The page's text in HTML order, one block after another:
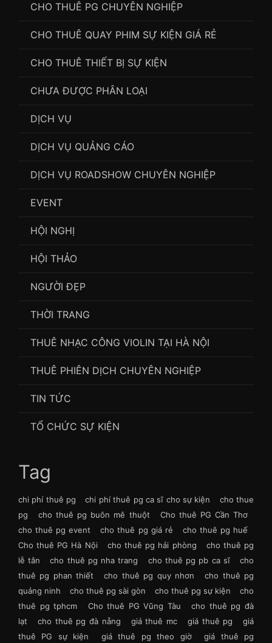
CHO THUÊ PG CHUYÊN NGHIỆP
CHO THUÊ QUAY PHIM SỰ KIỆN GIÁ RẺ
CHO THUÊ THIẾT BỊ SỰ KIỆN
CHƯA ĐƯỢC PHÂN LOẠI
DỊCH VỤ
DỊCH VỤ QUẢNG CÁO
DỊCH VỤ ROADSHOW CHUYÊN NGHIỆP
EVENT
HỘI NGHỊ
HỘI THẢO
NGƯỜI ĐẸP
THỜI TRANG
THUÊ NHẠC CÔNG VIOLIN TẠI HÀ NỘI
THUÊ PHIÊN DỊCH CHUYÊN NGHIỆP
TIN TỨC
TỔ CHỨC SỰ KIỆN
Tag
chi phí thuê pg chi phí thuê pg ca sĩ cho sự kiện
cho thue
pg
cho thuê pg buôn mê thuột
Cho thuê PG Cần Thơ
cho thuê pg event
cho thuê pg giá rẻ
cho thuê pg huế
Cho thuê PG Hà Nội
cho thuê pg hải phòng
cho thuê pg
lễ tân
cho thuê pg nha trang cho thuê pg pb ca sĩ
cho
thuê pg phan thiết
cho thuê pg quy nhơn
cho thuê pg
quảng ninh
cho thuê pg sài gòn cho thuê pg sự kiện
cho
thuê pg tphcm
Cho thuê PG Vũng Tàu
cho thuê pg đà
lạt
cho thuê pg đà nẵng giá thuê mc giá thuê pg
giá
thuê PG sự kiện
giá thuê pg theo giờ giá thuê pg